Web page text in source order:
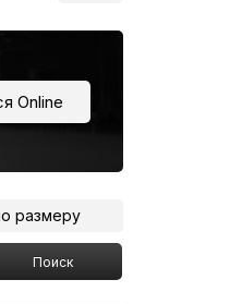
Online
размеру
Поиск